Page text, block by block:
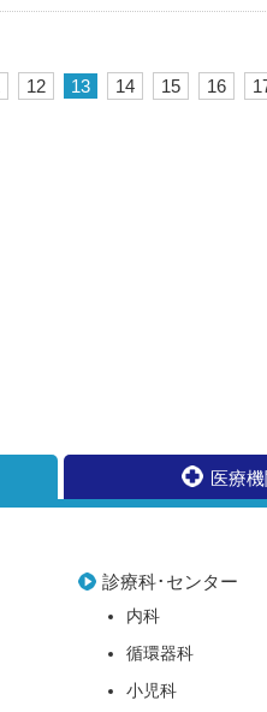
12 13 14 15 16
医療
診療科･センター
内科
循環器科
小児科